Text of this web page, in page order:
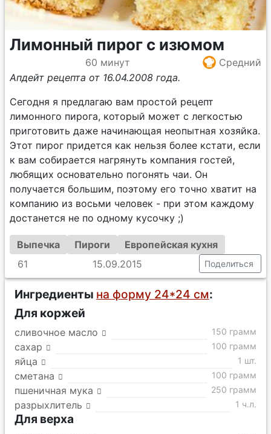
Лимонный пирог с изюмом
60 минут
Средний
Апдейт рецепта от 16.04.2008 года.
Сегодня я предлагаю вам простой рецепт
лимонного пирога, который может с легкостью
приготовить даже начинающая неопытная хозяйка.
Этот пирог придется как нельзя более кстати, если
к вам собирается нагрянуть компания гостей,
любящих основательно погонять чаи. Он
получается большим, поэтому его точно хватит на
компанию из восьми человек - при этом каждому
достанется не по одному кусочку ;)
Выпечка Пироги
Европейская кухня
61
15.09.2015 Поделиться
Ингредиенты на форму 24*24 см:
Для коржей
сливочное масло 150 грамм
сахар 100 грамм
яйца 1 шт.
сметана 100 грамм
пшеничная мука 250 грамм
разрыхлитель 1 ч.л.
Для верха